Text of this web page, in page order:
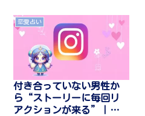
恋愛占い
付き合っていない男性か
ら“ストーリーに毎回リ
アクションが来る”｜心